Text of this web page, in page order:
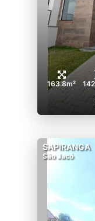
163.8m²
SAPIRANGA
São Jacó